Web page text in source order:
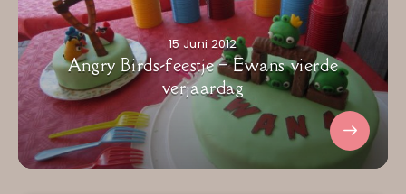
15 Juni 2012
Angry Birds-feestje – Ewans vierde
verjaardag